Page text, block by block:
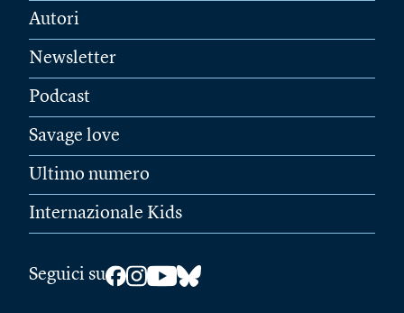
Autori
Newsletter
Podcast
Savage love
Ultimo numero
Internazionale Kids
Seguici su